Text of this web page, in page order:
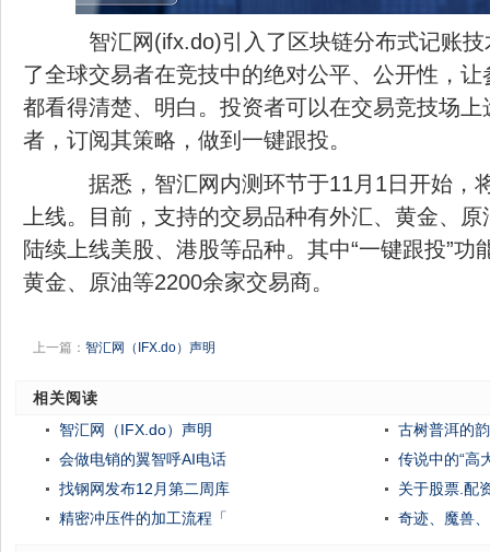
智汇网(ifx.do)引入了区块链分布式记账技
了全球交易者在竞技中的绝对公平、公开性，
都看得清楚、明白。投资者可以在交易竞技场
者，订阅其策略，做到一键跟投。
据悉，智汇网内测环节于11月1日开始，
上线。目前，支持的交易品种有外汇、黄金、
陆续上线美股、港股等品种。其中“一键跟投”功
黄金、原油等2200余家交易商。
上一篇： 智汇网（IFX.do）声明
相关阅读
智汇网（IFX.do）声明
古树普洱的
会做电销的翼智呼AI电话
传说中的“高
找钢网发布12月第二周库
关于股票.配
精密冲压件的加工流程「
奇迹、魔兽